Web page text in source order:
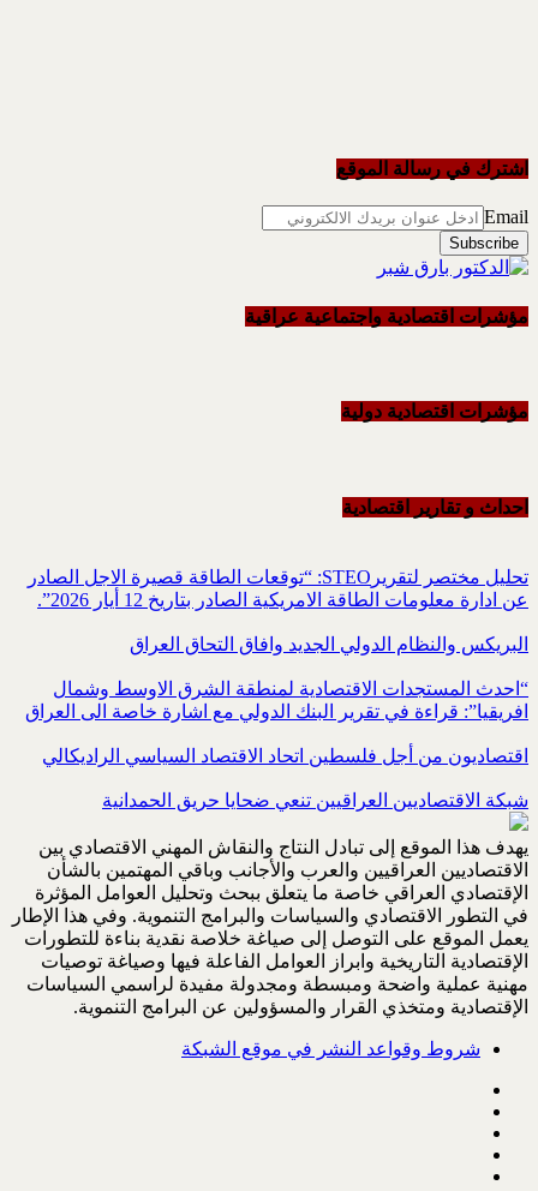
اشترك في رسالة الموقع
Email
مؤشرات اقتصادية واجتماعية عراقية
مؤشرات اقتصادية دولية
احداث و تقاریر اقتصادیة
تحليل مختصر لتقريرSTEO‏: “توقعات الطاقة قصيرة الاجل الصادر
عن ادارة معلومات الطاقة الامريكية ‏الصادر بتاريخ 12 أيار 2026”.‏
البريكس والنظام الدولي الجديد وافاق التحاق العراق
“احدث المستجدات الاقتصادية لمنطقة الشرق الاوسط وشمال
افريقيا”: قراءة في تقرير البنك الدولي مع اشارة خاصة الى العراق
اقتصاديون من أجل فلسطين اتحاد الاقتصاد السياسي الراديكالي
شبكة الاقتصاديين العراقيين تنعي ضحايا حريق الحمدانية
يهدف هذا الموقع إلى تبادل النتاج والنقاش المهني الاقتصادي بين
الاقتصاديين العراقيين والعرب والأجانب وباقي المهتمين بالشأن
الإقتصادي العراقي خاصة ما يتعلق ببحث وتحليل العوامل المؤثرة
في التطور الاقتصادي والسياسات والبرامج التنموية. وفي هذا الإطار
يعمل الموقع على التوصل إلى صياغة خلاصة نقدية بناءة للتطورات
الإقتصادية التاريخية وابراز العوامل الفاعلة فيها وصياغة توصيات
مهنية عملية واضحة ومبسطة ومجدولة مفيدة لراسمي السياسات
الإقتصادية ومتخذي القرار والمسؤولين عن البرامج التنموية.
شروط وقواعد النشر في موقع الشبكة